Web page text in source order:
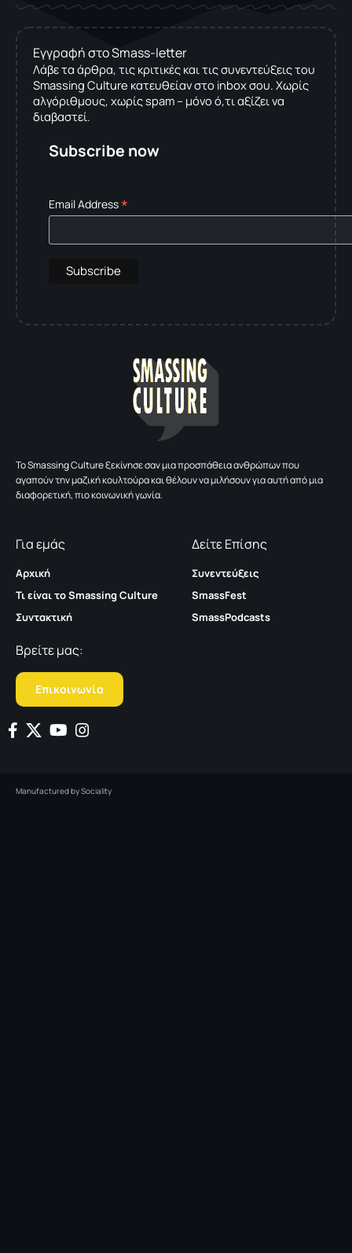
Εγγραφή στο Smass-letter
Λάβε τα άρθρα, τις κριτικές και τις συνεντεύξεις του
Smassing Culture κατευθείαν στο inbox σου. Χωρίς
αλγόριθμους, χωρίς spam – μόνο ό,τι αξίζει να
διαβαστεί.
Subscribe now
Email Address*
To Smassing Culture ξεκίνησε σαν μια προσπάθεια ανθρώπων που
αγαπούν την μαζική κουλτούρα και θέλουν να μιλήσουν για αυτή από μια
διαφορετική, πιο κοινωνική γωνία.
Για εμάς
Αρχική
Τι είναι το Smassing Culture
Συντακτική
Δείτε Επίσης
Συνεντεύξεις
SmassFest
SmassPodcasts
Βρείτε μας:
Επικοινωνία
Manufactured bySociality